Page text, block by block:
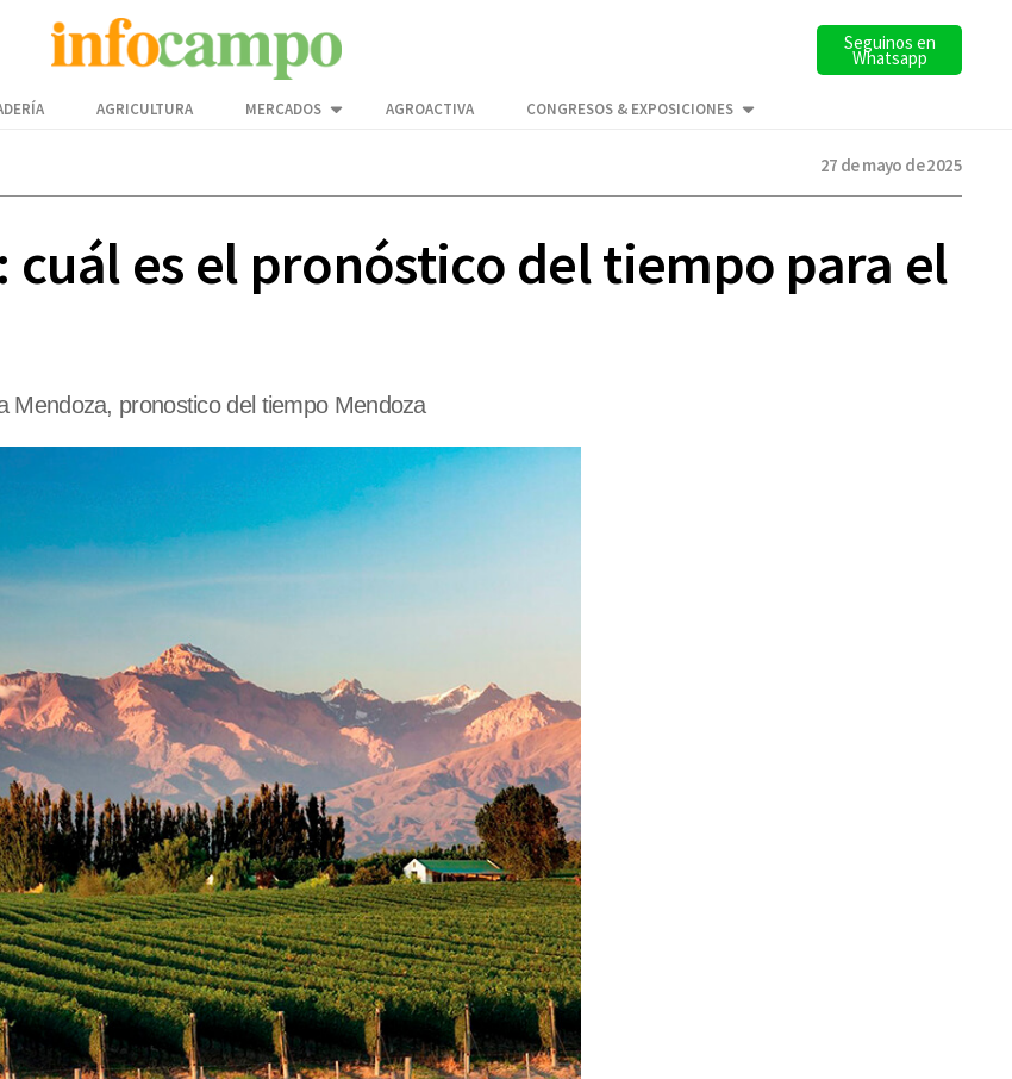
Seguinos en
Whatsapp
AGRICULTURA MERCADOS AGROACTIVA CONGRESOS & EXPOSICIONES
27 de mayo de 2025
cuál es el pronóstico del tiempo para el
Mendoza, pronostico del tiempo Mendoza